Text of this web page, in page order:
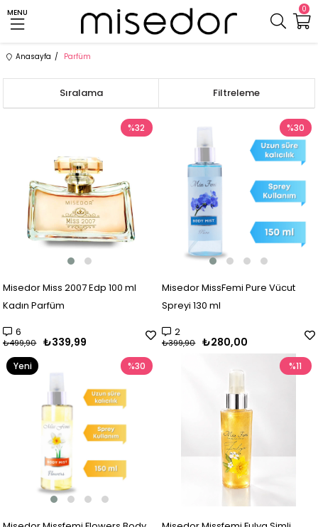
0
MENU
Anasayfa Parfüm
Filtreleme
Sıralama
Misedor Miss 2007 Edp 100 ml
Kadın Parfüm
6
₺339,99
₺499,90
%32
Misedor MissFemi Pure Vücut
Spreyi 130 ml
2
₺280,00
₺399,90
%30
%30
Yeni
%11